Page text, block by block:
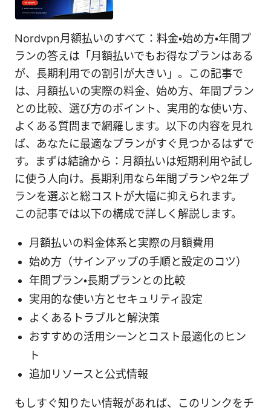
Nordvpn月額払いのすべて：料金・始め方・年間プ
ランの答えは「月額払いでもお得なプランはある
が、長期利用での割引が大きい」。この記事で
は、月額払いの実際の料金、始め方、年間プラン
との比較、選び方のポイント、実用的な使い方、
よくある質問まで網羅します。以下の内容を見れ
ば、あなたに最適なプランがすぐ見つかるはずで
す。まずは結論から：月額払いは短期利用や試し
に使う人向け。長期利用なら年間プランや2年プ
ランを選ぶと総コストが大幅に抑えられます。
この記事では以下の構成で詳しく解説します。
月額払いの料金体系と実際の月額費用
始め方（サインアップの手順と設定のコツ）
年間プラン・長期プランとの比較
実用的な使い方とセキュリティ設定
よくあるトラブルと解決策
おすすめの活用シーンとコスト最適化のヒン
ト
追加リソースと公式情報
もしすぐ知りたい情報があれば、このリンクをチ